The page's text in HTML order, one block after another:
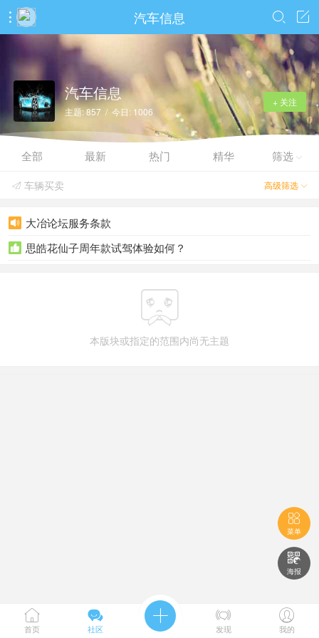
 汽车信息 

+ 关注
汽车信息
主题: 857 / 今日: 1006
全部 最新 热门 精华 筛选 
高级筛选 
 车辆买卖
 大冶论坛服务条款
 思皓花仙子周年款试驾体验如何？

本版块或指定的范围内尚无主题

菜单

海报

首页

社区
 
发现

我的